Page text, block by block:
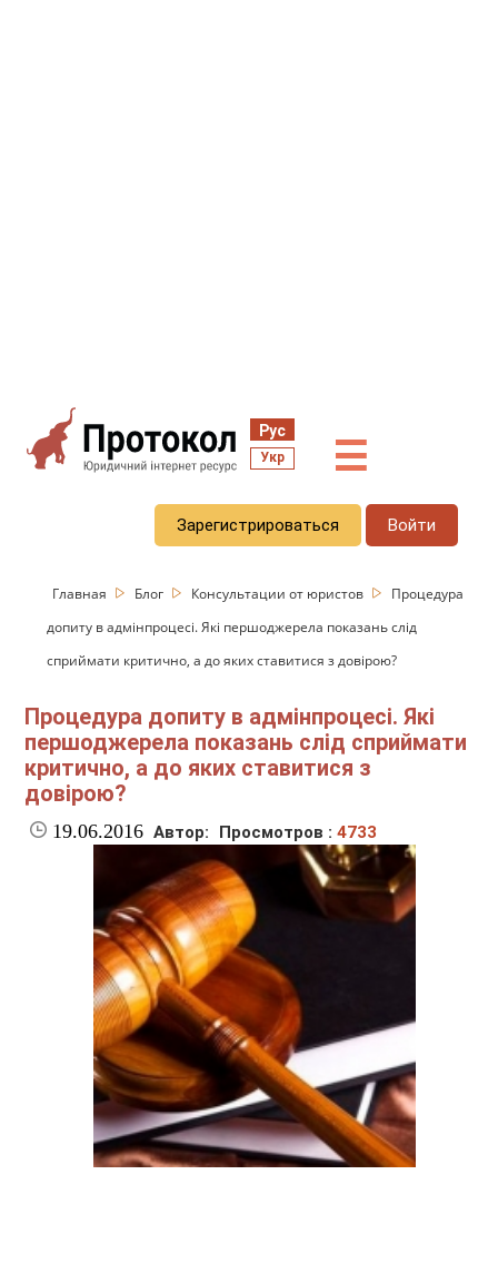
Рус
Укр ☰
Зарегистрироваться Войти
Главная Блог Консультации от юристов
Процедура
допиту в адмінпроцесі. Які першоджерела показань слід
сприймати критично, а до яких ставитися з довірою?
Процедура допиту в адмінпроцесі. Які
першоджерела показань слід сприймати
критично, а до яких ставитися з
довірою?
19.06.2016 Автор: Просмотров :4733